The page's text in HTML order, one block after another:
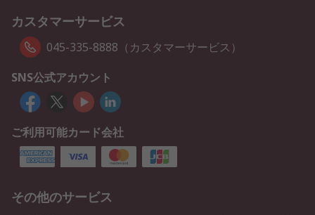
カスタマーサービス
045-335-8888（カスタマーサービス）
SNS公式アカウント
ご利用可能カード会社
その他のサービス